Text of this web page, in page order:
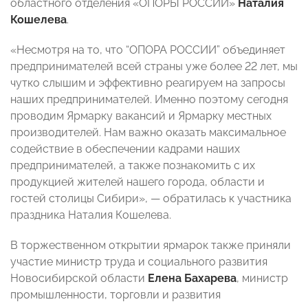
областного отделения «ОПОРЫ РОССИИ» Наталия
Кошелева.
«Несмотря на то, что “ОПОРА РОССИИ” объединяет
предпринимателей всей страны уже более 22 лет, мы
чутко слышим и эффективно реагируем на запросы
наших предпринимателей. Именно поэтому сегодня
проводим Ярмарку вакансий и Ярмарку местных
производителей. Нам важно оказать максимальное
содействие в обеспечении кадрами наших
предпринимателей, а также познакомить с их
продукцией жителей нашего города, области и
гостей столицы Сибири», — обратилась к участника
праздника Наталия Кошелева.
В торжественном открытии ярмарок также приняли
участие министр труда и социального развития
Новосибирской области Елена Бахарева, министр
промышленности, торговли и развития